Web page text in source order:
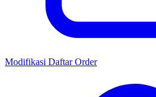
Modifikasi Daftar Order